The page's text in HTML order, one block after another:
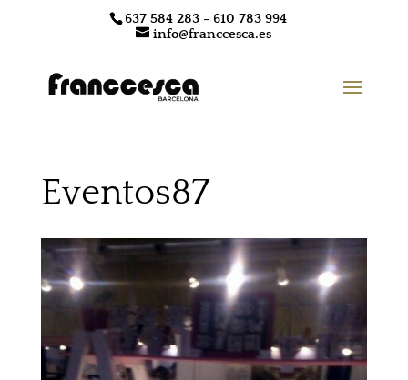
637 584 283 - 610 783 994
info@franccesca.es
Eventos87